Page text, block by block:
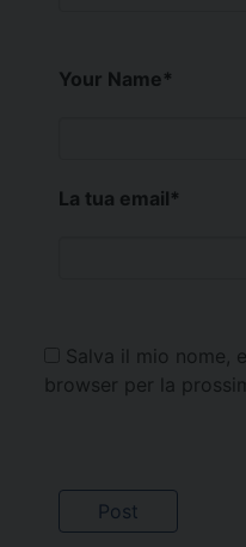
Your Name*
La tua email*
Salva il mio nome,
browser per la